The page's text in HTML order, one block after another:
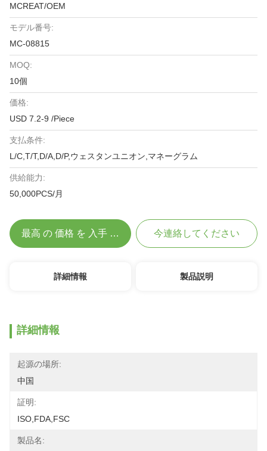
MCREAT/OEM
モデル番号:
MC-08815
MOQ:
10個
価格:
USD 7.2-9 /Piece
支払条件:
L/C,T/T,D/A,D/P,ウェスタンユニオン,マネーグラム
供給能力:
50,000PCS/月
最高 の 価格 を 入手 する 今連絡してください
詳細情報 製品説明
詳細情報
起源の場所:
中国
証明:
ISO,FDA,FSC
製品名: